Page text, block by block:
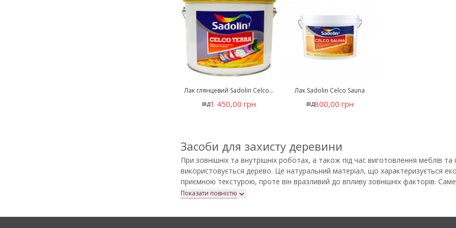
Лак глянцевий Sadolin Celco...
від1 450,00 грн
Лак Sadolin Celco Sauna
від800,00 грн
Засоби для захисту деревини
При зовнішніх та внутрішніх роботах, а також під час виготовлення меблів та
використовується дерево. Це натуральний матеріал, що характеризується
приємною текстурою, проте він вразливий до впливу зовнішніх факторів.
засоби для захисту деревини, які допомагають продовжити термін експлуатації
Показати повністю